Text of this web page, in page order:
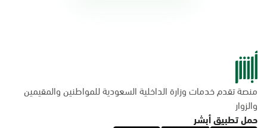
منصة تقدم خدمات وزارة الداخلية السعودية للمواطنين والمقيمين
والزوار
حمل تطبيق أبشر